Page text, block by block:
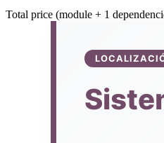
Total price (module + 1